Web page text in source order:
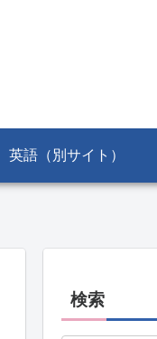
英語（別サイト）
検索